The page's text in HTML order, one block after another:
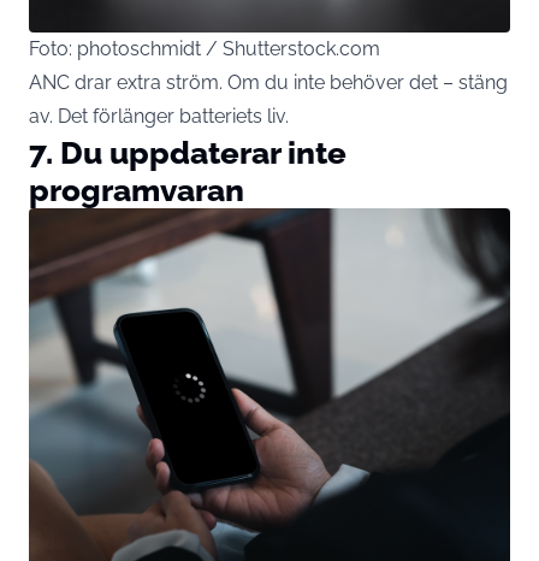
Foto: photoschmidt / Shutterstock.com
ANC drar extra ström. Om du inte behöver det – stäng
av. Det förlänger batteriets liv.
7. Du uppdaterar inte
programvaran